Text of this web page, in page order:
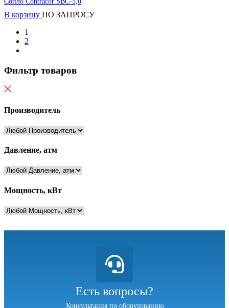
В корзину ПО ЗАПРОСУ
1
2
Фильтр товаров
Производитель
Давление, атм
Мощность, кВт
Есть вопросы?
Консультация по оборудованию